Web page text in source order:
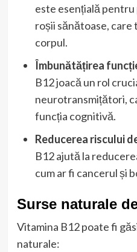
este esențială
roșii sănătoase,
corpul.
Îmbunătățirea
B12 joacă un rol
neurotransmițători,
funcția cognitivă.
Reducerea riscului
B12 ajută la
cum ar fi cancerul și
Surse naturale
Vitamina B12 poate fi
naturale: